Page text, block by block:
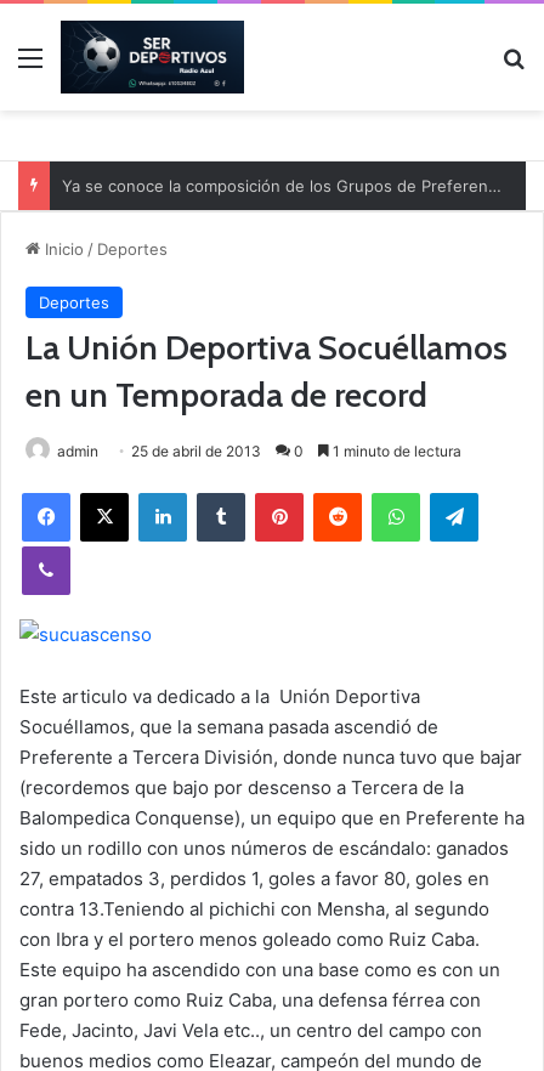
Menú
Ya se conoce la composición de los Grupos de Preferente y el calendario
Inicio / Deportes
Deportes
La Unión Deportiva Socuéllamos
en un Temporada de record
admin 25 de abril de 2013 0 1 minuto de lectura
Este articulo va dedicado a la Unión Deportiva
Socuéllamos, que la semana pasada ascendió de
Preferente a Tercera División, donde nunca tuvo que bajar
(recordemos que bajo por descenso a Tercera de la
Balompedica Conquense), un equipo que en Preferente ha
sido un rodillo con unos números de escándalo: ganados
27, empatados 3, perdidos 1, goles a favor 80, goles en
contra 13.Teniendo al pichichi con Mensha, al segundo
con Ibra y el portero menos goleado como Ruiz Caba.
Este equipo ha ascendido con una base como es con un
gran portero como Ruiz Caba, una defensa férrea con
Fede, Jacinto, Javi Vela etc.., un centro del campo con
buenos medios como Eleazar, campeón del mundo de